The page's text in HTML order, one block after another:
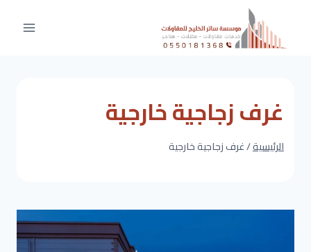
المحتوى
غرف زجاجية خارجية
الرئيسية/غرف زجاجية خارجية